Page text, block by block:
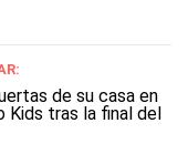
de su casa en
Kids tras la final del